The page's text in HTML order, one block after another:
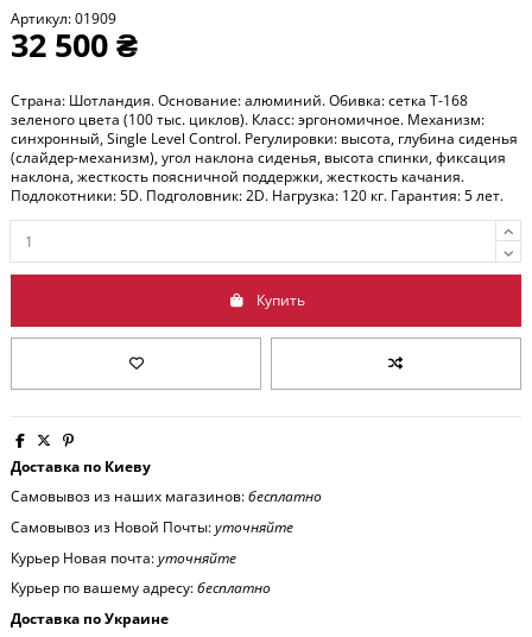
Артикул:01909
32 500 ₴
Страна: Шотландия. Основание: алюминий. Обивка: сетка T-168
зеленого цвета (100 тыс. циклов). Класс: эргономичное. Механизм:
синхронный, Single Level Control. Регулировки: высота, глубина сиденья
(слайдер-механизм), угол наклона сиденья, высота спинки, фиксация
наклона, жесткость поясничной поддержки, жесткость качания.
Подлокотники: 5D. Подголовник: 2D. Нагрузка: 120 кг. Гарантия: 5 лет.
Купить
Доставка по Киеву
Самовывоз из наших магазинов:бесплатно
Самовывоз из Новой Почты:уточняйте
Курьер Новая почта:уточняйте
Курьер по вашему адресу:бесплатно
Доставка по Украине